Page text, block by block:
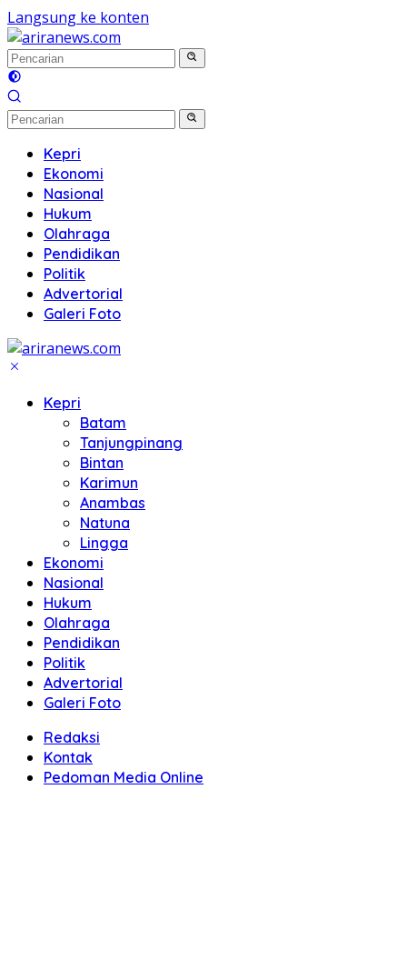
Langsung ke konten
Kepri
Ekonomi
Nasional
Hukum
Olahraga
Pendidikan
Politik
Advertorial
Galeri Foto
Kepri
Batam
Tanjungpinang
Bintan
Karimun
Anambas
Natuna
Lingga
Ekonomi
Nasional
Hukum
Olahraga
Pendidikan
Politik
Advertorial
Galeri Foto
Redaksi
Kontak
Pedoman Media Online